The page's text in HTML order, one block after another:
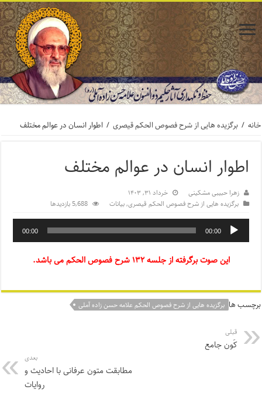
خانه / برگزیده هایی از شرح فصوص الحکم قیصری / اطوار انسان در عوالم مختلف
اطوار انسان در عوالم مختلف
زهرا حبیبی مشکینی
خرداد ۳۱, ۱۴۰۳
برگزیده هایی از شرح فصوص الحکم قیصری,بیانات 5,688 بازدیدها
00:00
00:00
این صوت برگرفته از جلسه ۱۳۲ شرح فصوص الحکم می باشد.
برچسب ها برگزیده هایی از شرح فصوص الحکم علامه حسن زاده آملی
قبلی
کَون جامع
بعدی
مطابقت متون عرفانی با احادیث و
روایات